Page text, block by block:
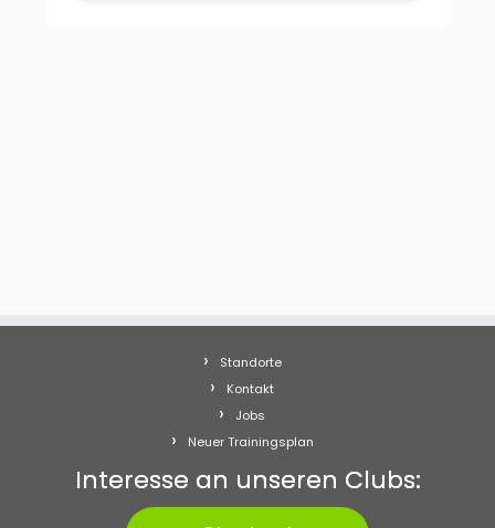
Standorte
Kontakt
Jobs
Neuer Trainingsplan
Interesse an unseren Clubs: